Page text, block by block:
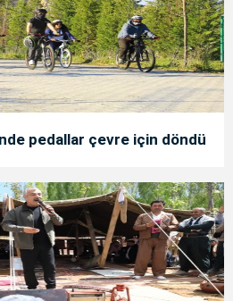
pedallar çevre için döndü